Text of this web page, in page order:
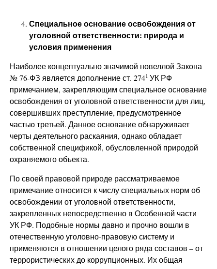
Специальное основание освобождения от
уголовной ответственности: природа и
условия применения
Наиболее концептуально значимой новеллой Закона
№ 76-ФЗ является дополнение ст. 2741 УК РФ
примечанием, закрепляющим специальное основание
освобождения от уголовной ответственности для лиц,
совершивших преступление, предусмотренное
частью третьей. Данное основание обнаруживает
черты деятельного раскаяния, однако обладает
собственной спецификой, обусловленной природой
охраняемого объекта.
По своей правовой природе рассматриваемое
примечание относится к числу специальных норм об
освобождении от уголовной ответственности,
закрепленных непосредственно в Особенной части
УК РФ. Подобные нормы давно и прочно вошли в
отечественную уголовно-правовую систему и
применяются в отношении целого ряда составов – от
террористических до коррупционных. Их общая